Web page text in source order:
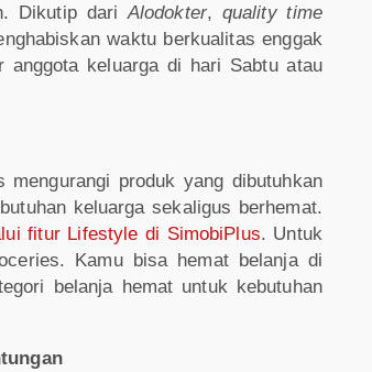
Dikutip dari Alodokter, quality time
waktu berkualitas enggak
keluarga di hari Sabtu atau
produk yang dibutuhkan
keluarga sekaligus berhemat.
fitur Lifestyle di SimobiPlus. Untuk
Kamu bisa hemat belanja di
belanja hemat untuk kebutuhan